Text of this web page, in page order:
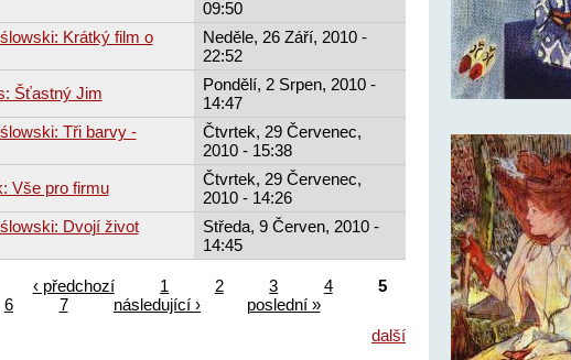
09:50
Krátký film o
Neděle, 26 Září, 2010 -
22:52
Šťastný Jim
Pondělí, 2 Srpen, 2010 -
14:47
Tři barvy -
Čtvrtek, 29 Červenec,
2010 - 15:38
Vše pro firmu
Čtvrtek, 29 Červenec,
2010 - 14:26
Dvojí život
Středa, 9 Červen, 2010 -
14:45
‹ předchozí 1 2 3 4
5
6
7 následující ›
poslední »
další